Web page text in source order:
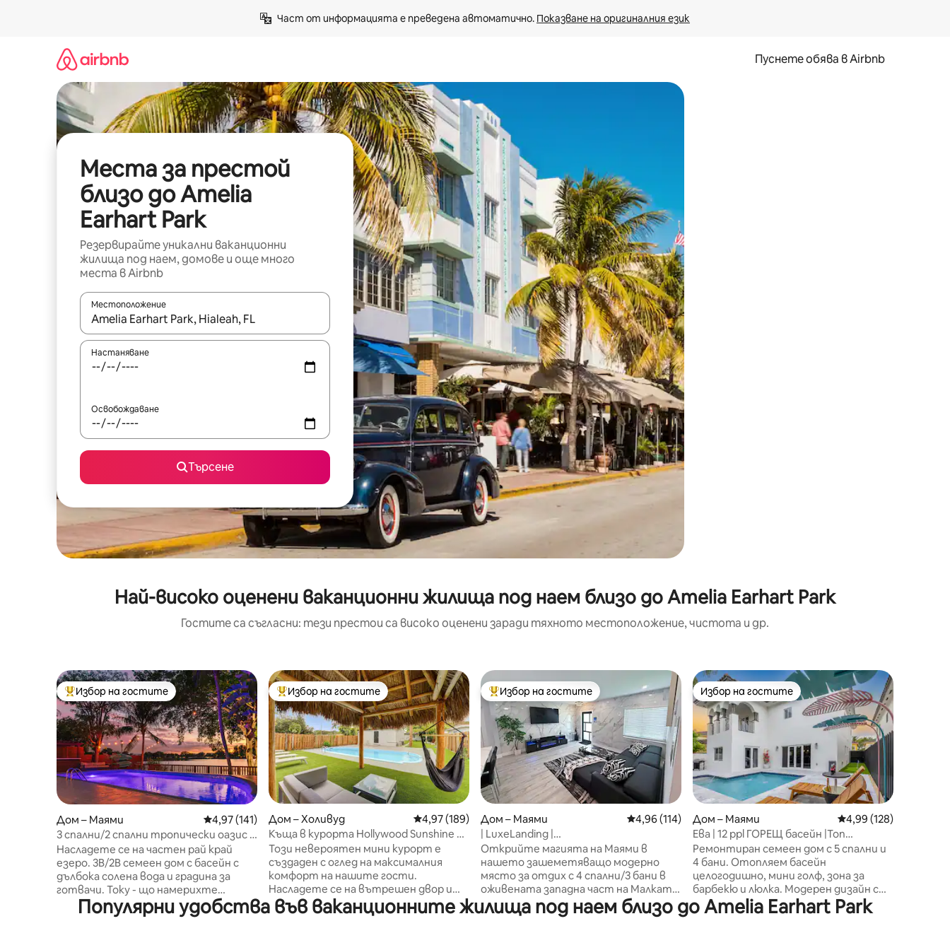
Част от информацията е преведена автоматично. Показване на оригиналния език
Пуснете обява в Airbnb
Места за престой
близо до Amelia
Earhart Park
Резервирайте уникални ваканционни
жилища под наем, домове и още много
места в Airbnb
Местоположение
Когато резултатите се покажат, използвайте клавишите със стрелки нагоре и надолу или навигирайте с докосване или плъзгане.
Настаняване
Освобождаване
Търсене
Най-високо оценени ваканционни жилища под наем близо до Amelia Earhart Park
Гостите са съгласни: тези престои са високо оценени заради тяхното местоположение, чистота и др.
Най-популярен избор на гостите
Избор на гостите
Дом – Маями Средна оценка: 4,97 от 5, 141 отзива
4,97 (141)
3 спални/2 спални тропически оазис с
басейн със солена вода! Изглед към
езерото
Насладете се на частен рай край
езеро. 3B/2B семеен дом с басейн с
дълбока солена вода и градина за
готвачи. Току - що намерихте
идеалното място за почивка за
тези, които търсят спокойствие,
Най-популярен избор на гостите
Избор на гостите
Дом – Холивуд Средна оценка: 4,97 от 5, 189 отзива
4,97 (189)
Къща в курорта Hollywood Sunshine с
4 спални и хидромасажна вана
Този невероятен мини курорт е
създаден с оглед на максималния
комфорт на нашите гости.
Насладете се на вътрешен двор и
тераса с басейн, проектирани с
много места за сядане на открито и
Най-популярен избор на гостите
Избор на гостите
Дом – Маями Средна оценка: 4,96 от 5, 114 отзива
4,96 (114)
| LuxeLanding |
Басейн+Салон+Шах+Барбекю+Голф+Летище
Открийте магията на Маями в
нашето зашеметяващо модерно
място за отдих с 4 спални/3 бани в
оживената западна част на Малката
Хавана! Този просторен дом с
отворена концепция може да
Избор на гостите
Избор на гостите
Дом – Маями Средна оценка: 4,99
4,99 (128)
Ева | 12 ppl ГОРЕЩ басейн |Топ
местоположение | Пиано | Голф
Ремонтиран семеен дом с 5 спални и
4 бани. Отопляем басейн
целогодишно, мини голф, зона за
барбекю и люлка. Модерен дизайн с
пиано и смарт телевизори. Паркинг
за 5 коли. Първокласно
Популярни удобства във ваканционните жилища под наем близо до Amelia Earhart Park